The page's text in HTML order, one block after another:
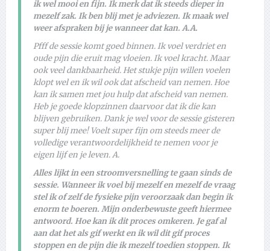
ik wel mooi en fijn. Ik merk dat ik steeds dieper in
mezelf zak. Ik ben blij met je adviezen. Ik maak wel
weer afspraken bij je wanneer dat kan. A.A.
Pfff de sessie komt goed binnen. Ik voel verdriet en
oude pijn die eruit mag vloeien. Ik voel kracht. Maar
ook veel dankbaarheid. Het stukje pijn willen voelen
klopt wel en ik wil ook dat afscheid van nemen. Hoe
kan ik samen met jou hulp dat afscheid van nemen.
Heb je goede klopzinnen daarvoor dat ik die kan
blijven gebruiken. Dank je wel voor de sessie gisteren
super blij mee! Voelt super fijn om steeds meer de
volledige verantwoordelijkheid te nemen voor je
eigen lijf en je leven. A.
Alles lijkt in een stroomversnelling te gaan sinds de
sessie. Wanneer ik voel bij mezelf en mezelf de vraag
stel ik of zelf de fysieke pijn veroorzaak dan begin ik
enorm te boeren. Mijn onderbewuste geeft hiermee
antwoord. Hoe kan ik dit proces omkeren. Je gaf al
aan dat het als gif werkt en ik wil dit gif proces
stoppen en de pijn die ik mezelf toedien stoppen. Ik